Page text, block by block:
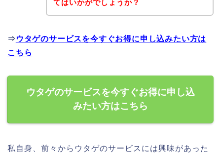
てはいかがでしょうか？
⇒ ウタゲのサービスを今すぐお得に申し込みたい方は
こちら
ウタゲのサービスを今すぐお得に申し込
みたい方はこちら
私自身、前々からウタゲのサービスには興味があった